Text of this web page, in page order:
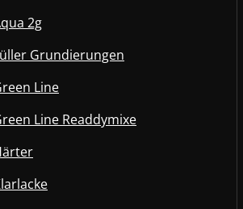
2g
Grundierungen
Line
Line Readdymixe